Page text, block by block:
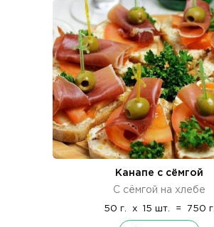
Канапе с сёмгой
С сёмгой на хлебе
50 г. x 15 шт. = 750 г.